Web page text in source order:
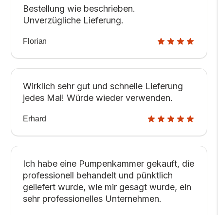
Bestellung wie beschrieben.
Unverzügliche Lieferung.
Florian
Wirklich sehr gut und schnelle Lieferung
jedes Mal! Würde wieder verwenden.
Erhard
Ich habe eine Pumpenkammer gekauft, die
professionell behandelt und pünktlich
geliefert wurde, wie mir gesagt wurde, ein
sehr professionelles Unternehmen.